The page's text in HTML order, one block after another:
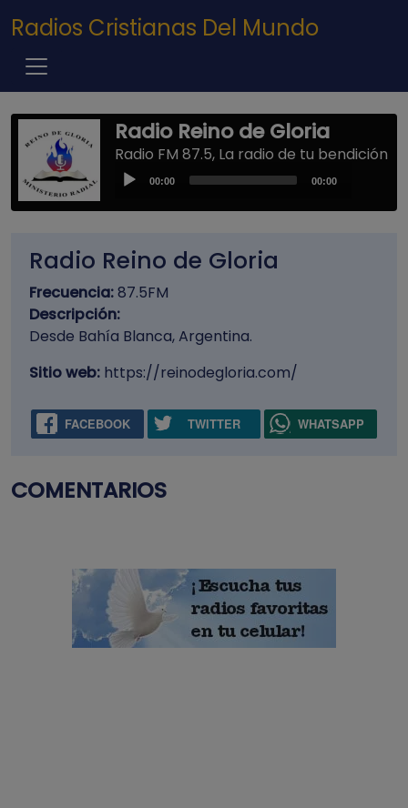
Pasar al contenido principal
Radios Cristianas Del Mundo
Radio Reino de Gloria
Radio FM 87.5, La radio de tu bendición
Audio00:00 00:00
Radio Reino de Gloria
Frecuencia:87.5FM
Descripción:
Desde Bahía Blanca, Argentina.
Sitio web: https://reinodegloria.com/
FACEBOOK TWITTER WHATSAPP
COMENTARIOS